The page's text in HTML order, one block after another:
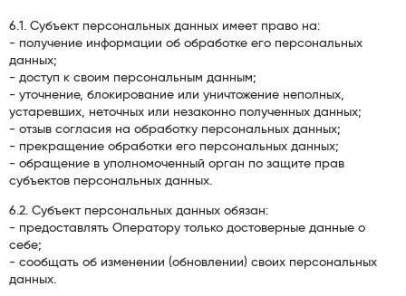
6.1. Субъект персональных данных имеет право на:
- получение информации об обработке его персональных
данных;
- доступ к своим персональным данным;
- уточнение, блокирование или уничтожение неполных,
устаревших, неточных или незаконно полученных данных;
- отзыв согласия на обработку персональных данных;
- прекращение обработки его персональных данных;
- обращение в уполномоченный орган по защите прав
субъектов персональных данных.
6.2. Субъект персональных данных обязан:
- предоставлять Оператору только достоверные данные о
себе;
- сообщать об изменении (обновлении) своих персональных
данных.